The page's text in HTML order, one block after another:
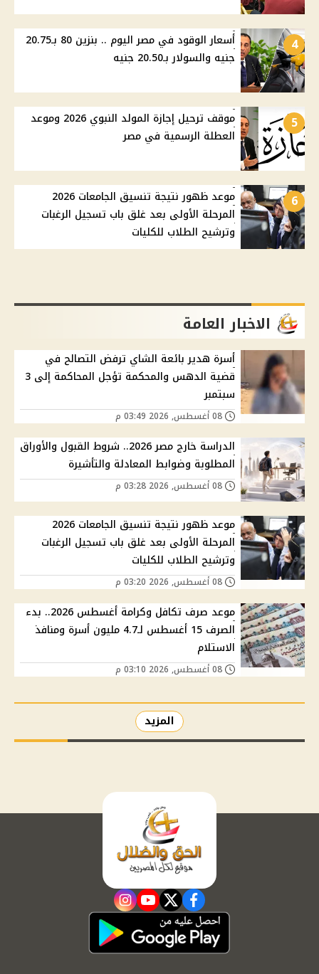
4
أسعار الوقود في مصر اليوم .. بنزين 80 بـ20.75
جنيه والسولار بـ20.50 جنيه
5
موقف ترحيل إجازة المولد النبوي 2026 وموعد
العطلة الرسمية في مصر
6
موعد ظهور نتيجة تنسيق الجامعات 2026
المرحلة الأولى بعد غلق باب تسجيل الرغبات
وترشيح الطلاب للكليات
الاخبار العامة
أسرة هدير بائعة الشاي ترفض التصالح في
قضية الدهس والمحكمة تؤجل المحاكمة إلى 3
سبتمبر
الدراسة خارج مصر 2026.. شروط القبول والأوراق
المطلوبة وضوابط المعادلة والتأشيرة
موعد ظهور نتيجة تنسيق الجامعات 2026
المرحلة الأولى بعد غلق باب تسجيل الرغبات
وترشيح الطلاب للكليات
موعد صرف تكافل وكرامة أغسطس 2026.. بدء
الصرف 15 أغسطس لـ4.7 مليون أسرة ومنافذ
الاستلام
المزيد
facebook
twitter
youtube
instagram